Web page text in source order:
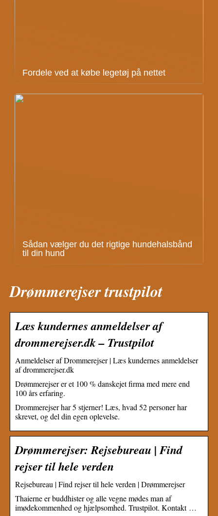
Fordele ved at købe legetøj på nettet
Sådan vælger du det rigtige hundehalsbånd
til din hund
Drømmerejser trustpilot
Læs kundernes anmeldelser af
drommerejser.dk – Trustpilot
Anmeldelser af Drommerejser | Læs kundernes anmeldelser
af drommerejser.dk
Drømmerejser er et 100 % danskejet firma med mere end
100 års erfaring.
Drommerejser har 5 stjerner! Læs, hvad 52 personer har
skrevet, og del din egen oplevelse.
Drømmerejser: Rejsebureau | Find
rejser til hele verden
Rejsebureau | Find rejser til hele verden | Drømmerejser
Thaierne er buddhister og alle vegne mødes man af
imødekommenhed og hjælpsomhed. Trustpilot. Kontakt …